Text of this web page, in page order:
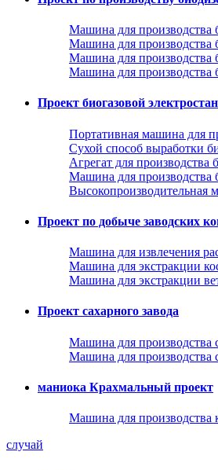
Машина для производства
Машина для производства
Машина для производства
Машина для производства
Проект биогазовой
Портативная машина для
Сухой способ выработки
Агрегат для производства
Машина для производства
Высокопроизводительная
Проект по добыче заводских
Машина для извлечения
Машина для экстракции
Машина для экстракции
Проект сахарного завода
Машина для производства
Машина для производства
маниока Крахмальный проект
Машина для производства
случай